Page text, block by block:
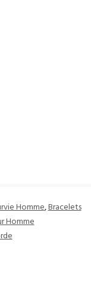
Homme,Bracelets
Homme